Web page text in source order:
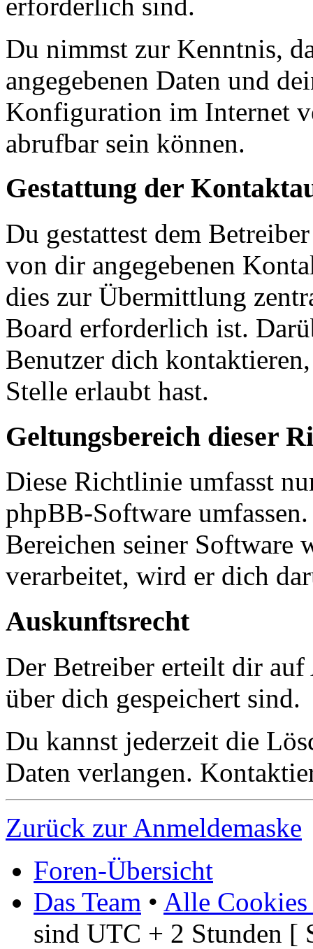
Du nimmst zur Kenntnis,
angegebenen Daten und
Konfiguration im Internet
abrufbar sein können.
Gestattung der
Du gestattest dem
von dir angegebenen
dies zur Übermittlung
Board erforderlich ist.
Benutzer dich
Stelle erlaubt hast.
Geltungsbereich dieser
Diese Richtlinie umfasst
phpBB-Software
Bereichen seiner Software
verarbeitet, wird er dich
Auskunftsrecht
Der Betreiber erteilt dir
über dich gespeichert sind.
Du kannst jederzeit die
Daten verlangen.
Zurück zur Anmeldemaske
Foren-Übersicht
Das Team • Alle Cookies
sind UTC + 2 Stunden [